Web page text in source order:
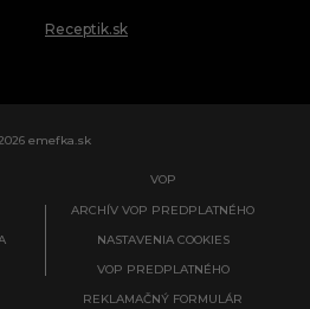
Receptik.sk
emefka.sk
VOP
ARCHÍV VOP PREDPLATNÉHO
NASTAVENIA COOKIES
VOP PREDPLATNÉHO
REKLAMAČNÝ FORMULÁR